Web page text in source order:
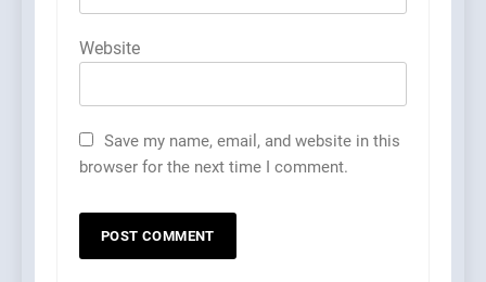
Website
Save my name, email, and website in this
browser for the next time I comment.